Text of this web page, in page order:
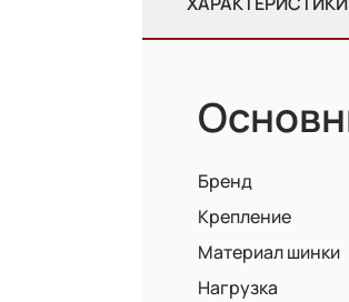
Бренд
Крепление
Материал шинки
Нагрузка